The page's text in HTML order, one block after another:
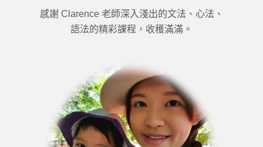
感謝 Clarence 老師深入淺出的文法、心法、
語法的精彩課程，收穫滿滿。